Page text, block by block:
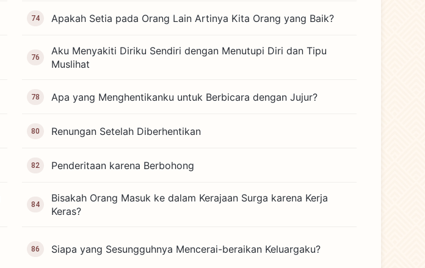
74 Apakah Setia pada Orang Lain Artinya Kita Orang yang Baik?
76
Aku Menyakiti Diriku Sendiri dengan Menutupi Diri dan Tipu
Muslihat
78 Apa yang Menghentikanku untuk Berbicara dengan Jujur?
80 Renungan Setelah Diberhentikan
82 Penderitaan karena Berbohong
84
Bisakah Orang Masuk ke dalam Kerajaan Surga karena Kerja
Keras?
86 Siapa yang Sesungguhnya Mencerai-beraikan Keluargaku?